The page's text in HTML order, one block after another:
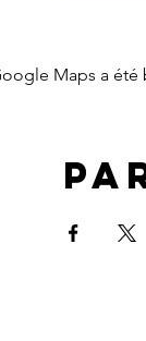
Maps a été